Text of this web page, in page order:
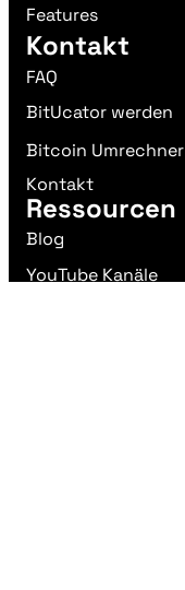
Features
Kontakt
FAQ
BitUcator werden
Bitcoin Umrechner
Kontakt
Ressourcen
Blog
YouTube Kanäle